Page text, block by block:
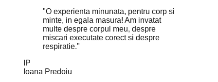
"O experienta minunata, pentru corp si
minte, in egala masura! Am invatat
multe despre corpul meu, despre
miscari executate corect si despre
respiratie."
IP
Ioana Predoiu